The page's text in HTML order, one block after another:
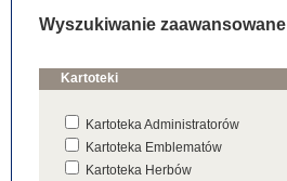
Wyszukiwanie zaawansowane
Kartoteki
Kartoteka Administratorów
Kartoteka Emblematów
Kartoteka Herbów